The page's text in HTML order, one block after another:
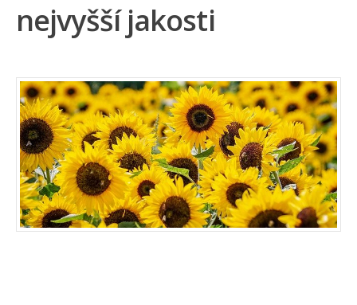
nejvyšší jakosti